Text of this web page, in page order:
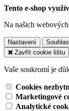
Tento e-shop
Na našich
Nastavení
Zavřít cookie lištu
Vaše soukromí je
Cookies
Marketingové
Analytické